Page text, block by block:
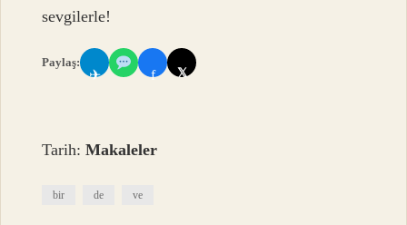
sevgilerle!
Paylaş:
✈ f 𝕏
Tarih:Makaleler
bir de ve